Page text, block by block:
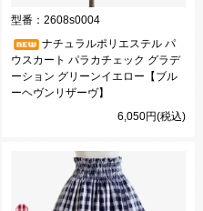
型番： 2608s0004
ナチュラルポリエステル パ
ウスカート パラカチェック グラデ
ーション グリーンイエロー【ブル
ーヘヴンリザーヴ】
6,050円(税込)